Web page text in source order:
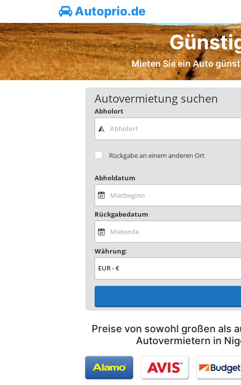
Autoprio.de
Mieten Sie ein Auto
Autovermietung suchen
Abholort
Rückgabe an einem anderen Ort
Abholdatum
Rückgabedatum
Währung:
Preise von sowohl großen als
Autovermietern in